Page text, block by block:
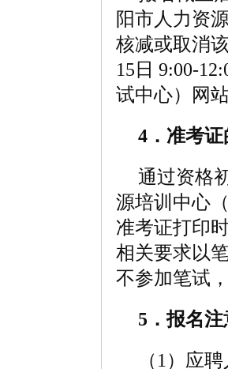
阳市人力资
核减或取消
15日 9:00-
试中心）网
4 ．准考
通过资格
源培训中心
准考证打印
相关要求以
不参加笔试
5 ．报名
（1）应